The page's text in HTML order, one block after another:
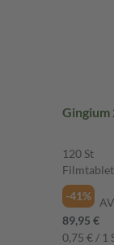
Gingium
120 St
-41%
89,95 €
0,75 € / 1